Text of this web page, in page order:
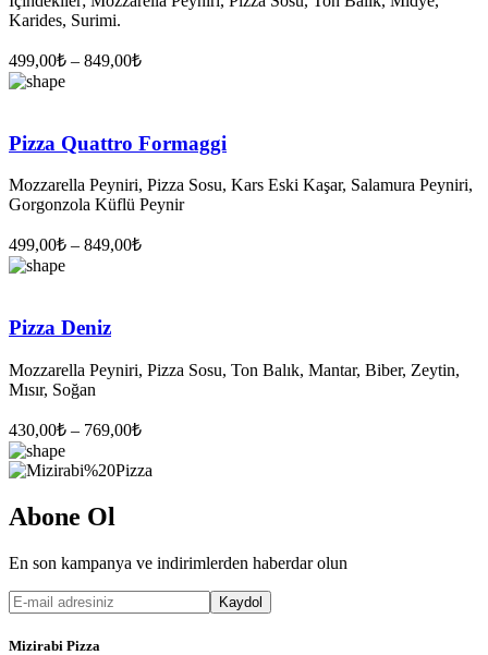
Karides, Surimi.
499,00₺ – 849,00₺
Pizza Quattro Formaggi
Mozzarella Peyniri, Pizza Sosu, Kars Eski Kaşar, Salamura Peyniri,
Gorgonzola Küflü Peynir
499,00₺ – 849,00₺
Pizza Deniz
Mozzarella Peyniri, Pizza Sosu, Ton Balık, Mantar, Biber, Zeytin,
Mısır, Soğan
430,00₺ – 769,00₺
Abone Ol
En son kampanya ve indirimlerden haberdar olun
Kaydol
Mizirabi Pizza